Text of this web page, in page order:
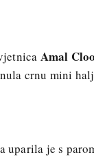
Amal
crnu mini
uparila je s